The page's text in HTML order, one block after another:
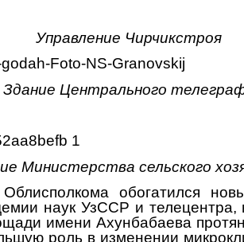
Управление Чирчикстроя
Здание Центрального
Министерства сельского
обогатился
наук УзССР и
имени Ахунбабаева
роль в изменении